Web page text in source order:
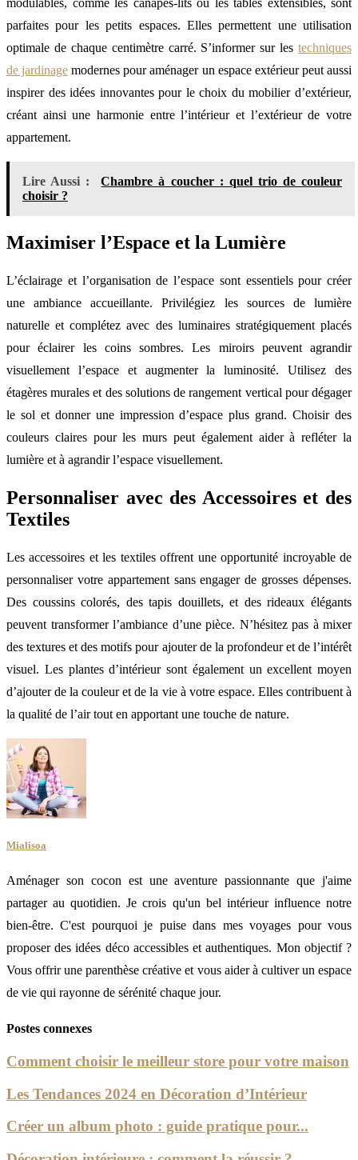
modulables, comme les canapés-lits ou les tables extensibles, sont
parfaites pour les petits espaces. Elles permettent une utilisation
optimale de chaque centimètre carré. S’informer sur les techniques
de jardinage modernes pour aménager un espace extérieur peut aussi
inspirer des idées innovantes pour le choix du mobilier d’extérieur,
créant ainsi une harmonie entre l’intérieur et l’extérieur de votre
appartement.
Lire Aussi :
Chambre à coucher : quel trio de couleur
choisir ?
Maximiser l’Espace et la Lumière
L’éclairage et l’organisation de l’espace sont essentiels pour créer
une ambiance accueillante. Privilégiez les sources de lumière
naturelle et complétez avec des luminaires stratégiquement placés
pour éclairer les coins sombres. Les miroirs peuvent agrandir
visuellement l’espace et augmenter la luminosité. Utilisez des
étagères murales et des solutions de rangement vertical pour dégager
le sol et donner une impression d’espace plus grand. Choisir des
couleurs claires pour les murs peut également aider à refléter la
lumière et à agrandir l’espace visuellement.
Personnaliser avec des Accessoires et des
Textiles
Les accessoires et les textiles offrent une opportunité incroyable de
personnaliser votre appartement sans engager de grosses dépenses.
Des coussins colorés, des tapis douillets, et des rideaux élégants
peuvent transformer l’ambiance d’une pièce. N’hésitez pas à mixer
des textures et des motifs pour ajouter de la profondeur et de l’intérêt
visuel. Les plantes d’intérieur sont également un excellent moyen
d’ajouter de la couleur et de la vie à votre espace. Elles contribuent à
la qualité de l’air tout en apportant une touche de nature.
Mialisoa
Aménager son cocon est une aventure passionnante que j'aime
partager au quotidien. Je crois qu'un bel intérieur influence notre
bien-être. C'est pourquoi je puise dans mes voyages pour vous
proposer des idées déco accessibles et authentiques. Mon objectif ?
Vous offrir une parenthèse créative et vous aider à cultiver un espace
de vie qui rayonne de sérénité chaque jour.
Postes connexes
Comment choisir le meilleur store pour votre maison
Les Tendances 2024 en Décoration d’Intérieur
Créer un album photo : guide pratique pour...